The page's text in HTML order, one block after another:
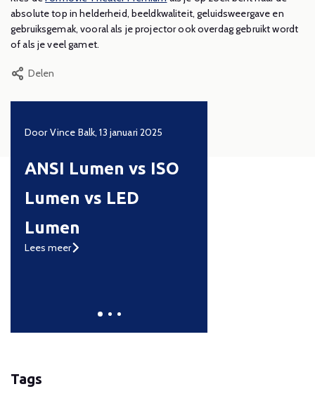
absolute top in helderheid, beeldkwaliteit, geluidsweergave en
gebruiksgemak, vooral als je projector ook overdag gebruikt wordt
of als je veel gamet.
Delen
Door Vince Balk, 13 januari 2025
ANSI Lumen vs ISO
Lumen vs LED
Lumen
Lees meer
Tags